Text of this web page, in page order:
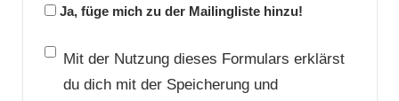
Ja, füge mich zu der Mailingliste hinzu!
Mit der Nutzung dieses Formulars erklärst
du dich mit der Speicherung und